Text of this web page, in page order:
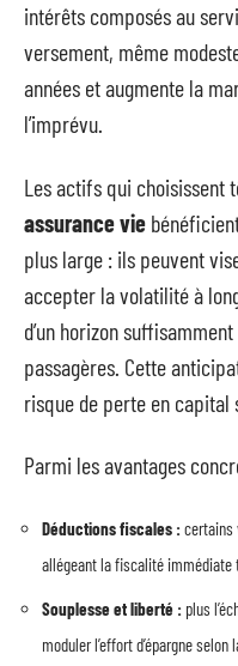
intérêts composés au
versement, même
années et augmente la
l’imprévu.
Les actifs qui choisissent
assurance vie
plus large : ils peuvent
accepter la volatilité à
d’un horizon
passagères. Cette
risque de perte en capital
Parmi les avantages
Déductions fiscales :certains
allégeant la fiscalité immédiate
Souplesse et liberté : plus
moduler l’effort d’épargne